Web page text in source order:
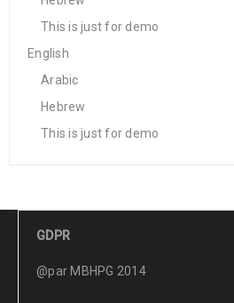
This is just for demo
English
Arabic
Hebrew
This is just for demo
GDPR
@par MBHPG 2014